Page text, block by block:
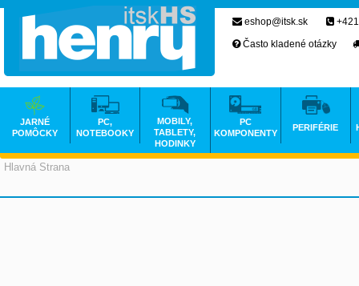
Hlavná Strana
eshop@itsk.sk
Často kladené otázky
JARNÉ
POMÔCKY
PC,
NOTEBOOKY
MOBILY,
TABLETY,
HODINKY
PC
KOMPONENTY
PERIFÉRIE